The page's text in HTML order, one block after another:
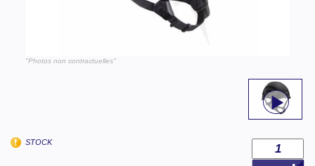
"Photos non contractuelles"
STOCK